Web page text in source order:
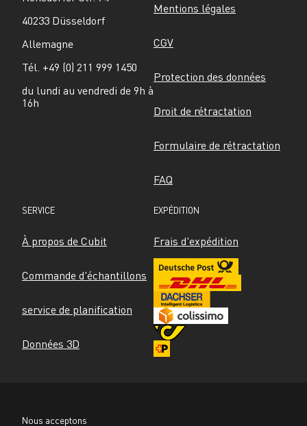
40233 Düsseldorf
Allemagne
Tél. +49 (0) 211 999 1450
du lundi au vendredi de 9h à
16h
Mentions légales
CGV
Protection des données
Droit de rétractation
Formulaire de rétractation
FAQ
SERVICE
À propos de Cubit
Commande d'échantillons
service de planification
Données 3D
EXPÉDITION
Frais d'expédition
Nous acceptons